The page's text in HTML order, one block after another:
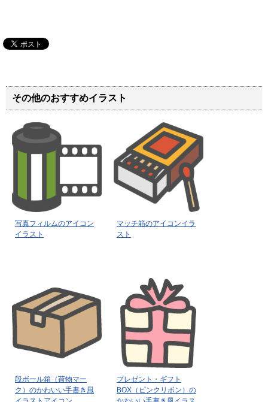
その他のおすすめイラスト
写真フィルムのアイコン
イラスト
マッチ箱のアイコンイラ
スト
段ボール箱（荷物マー
ク）のかわいい手書き風
プレゼント・ギフト
BOX（ピンクリボン）の